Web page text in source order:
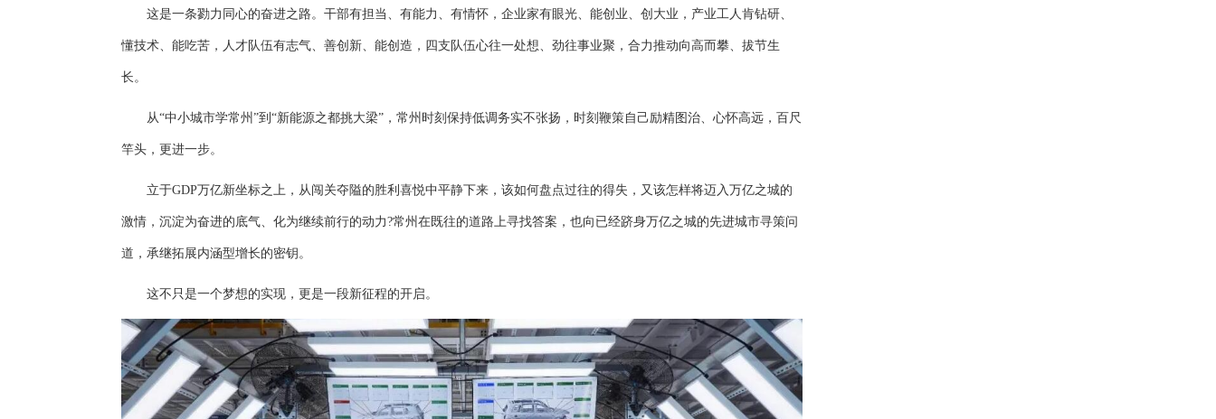
这是一条勠力同心的奋进之路。干部有担当、有能力、有情怀，企业家有眼光、能创业、创大业，产业工人肯钻研、
懂技术、能吃苦，人才队伍有志气、善创新、能创造，四支队伍心往一处想、劲往事业聚，合力推动向高而攀、拔节生
长。
从“中小城市学常州”到“新能源之都挑大梁”，常州时刻保持低调务实不张扬，时刻鞭策自己励精图治、心怀高远，百尺
竿头，更进一步。
立于GDP万亿新坐标之上，从闯关夺隘的胜利喜悦中平静下来，该如何盘点过往的得失，又该怎样将迈入万亿之城的
激情，沉淀为奋进的底气、化为继续前行的动力?常州在既往的道路上寻找答案，也向已经跻身万亿之城的先进城市寻策问
道，承继拓展内涵型增长的密钥。
这不只是一个梦想的实现，更是一段新征程的开启。